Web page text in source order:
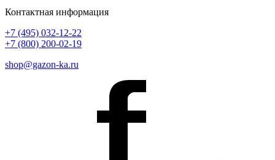
Контактная информация
+7 (495) 032-12-22
+7 (800) 200-02-19
shop@gazon-ka.ru